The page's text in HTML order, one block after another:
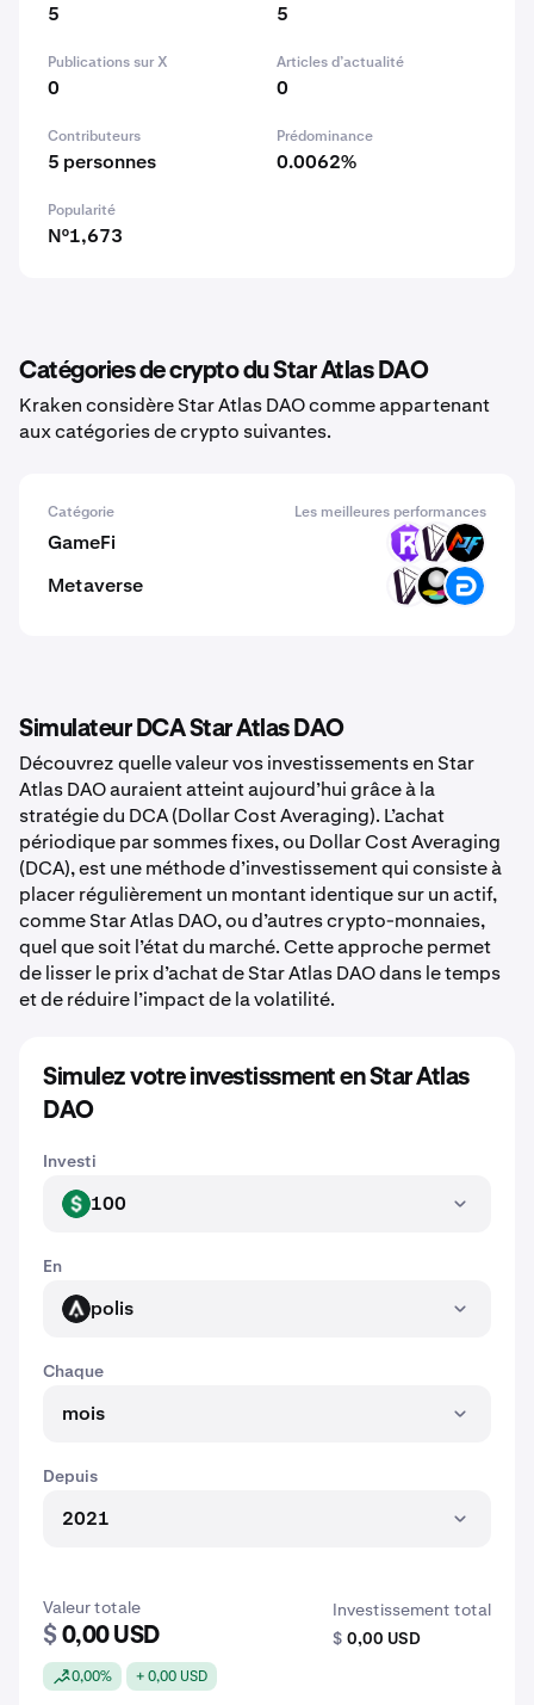
5 5
Publications sur X
0
Articles d’actualité
0
Contributeurs
5 personnes
Prédominance
0.0062%
Popularité
N°1,673
Catégories de crypto du Star Atlas DAO
Kraken considère Star Atlas DAO comme appartenant
aux catégories de crypto suivantes.
Catégorie Les meilleures performances
GameFi RST DVI ACP
Metaverse DVI SPH DG
Simulateur DCA Star Atlas DAO
Découvrez quelle valeur vos investissements en Star
Atlas DAO auraient atteint aujourd’hui grâce à la
stratégie du DCA (Dollar Cost Averaging). L’achat
périodique par sommes fixes, ou Dollar Cost Averaging
(DCA), est une méthode d’investissement qui consiste à
placer régulièrement un montant identique sur un actif,
comme Star Atlas DAO, ou d’autres crypto-monnaies,
quel que soit l’état du marché. Cette approche permet
de lisser le prix d’achat de Star Atlas DAO dans le temps
et de réduire l’impact de la volatilité.
Simulez votre investissment en Star Atlas
DAO
Investi
USD 100
En
POLIS polis
Chaque
mois
Depuis
2021
Valeur totale
$ 0,00 USD
0,00% + 0,00 USD
Investissement total
$ 0,00 USD